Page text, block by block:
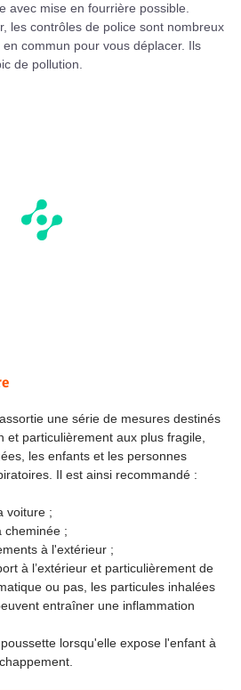
avec mise en fourrière possible.
les contrôles de police sont nombreux
commun pour vous déplacer. Ils
de pollution.
une série de mesures destinés
et particulièrement aux plus fragile,
les enfants et les personnes
Il est ainsi recommandé :
voiture ;
cheminée ;
à l'extérieur ;
à l’extérieur et particulièrement de
ou pas, les particules inhalées
entraîner une inflammation
lorsqu'elle expose l'enfant à